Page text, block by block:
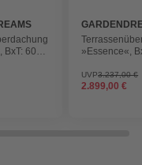
6000
»Essence«,
anthrazitgrau
UVP3.237,00 €
2.899,00 €